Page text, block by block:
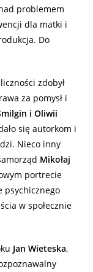
problemem
dla matki i
Do
zdobył
za pomysł i
i Oliwii
się autorkom i
Nieco inny
Mikołaj
portrecie
psychicznego
w społecznie
Jan Wieteska,